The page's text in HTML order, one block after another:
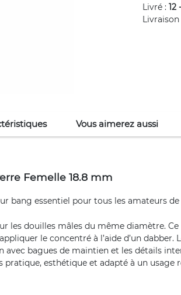
Livré :12
Vous aimerez aussi
Femelle 18.8 mm
bang essentiel pour tous les amateurs
les douilles mâles du même diamètre.
le concentré à l’aide d’un
bagues de maintien et les détails
esthétique et adapté à un usage